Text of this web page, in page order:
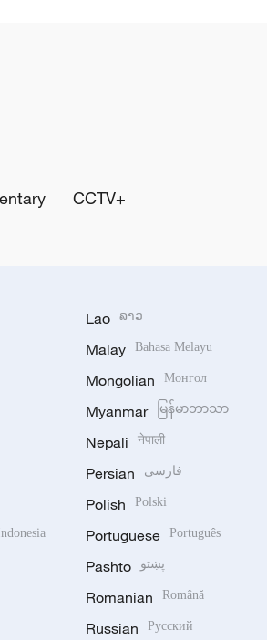
CCTV+
Lao ລາວ
Malay Bahasa Melayu
Mongolian Монгол
Myanmar မြန်မာဘာသာ
Nepali नेपाली
Persian فارسی
Polish Polski
Portuguese Português
Pashto پښتو
Romanian Română
Russian Русский